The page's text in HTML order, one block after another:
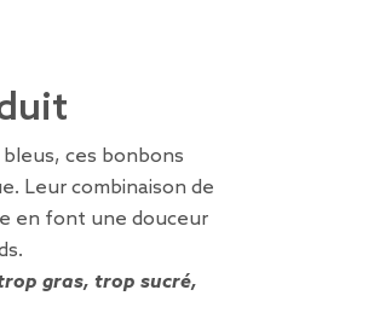
ces bonbons
Leur combinaison de
en font une douceur
gras, trop sucré,